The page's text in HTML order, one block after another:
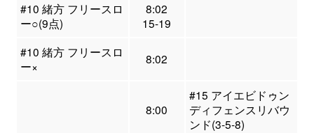
#10 緒方 フリースロ
ー○(9点)
8:02
15-19
#10 緒方 フリースロ
ー×
8:02
8:00
#15 アイエビドゥン
ディフェンスリバウ
ンド(3-5-8)